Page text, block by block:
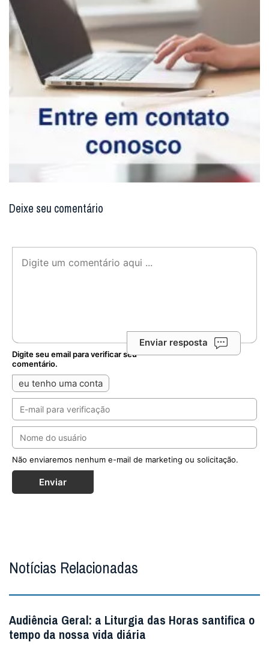
Deixe seu comentário
Enviar resposta
Digite seu email para verificar seu
comentário.
eu tenho uma conta
Não enviaremos nenhum e-mail de marketing ou solicitação.
Enviar
Notícias Relacionadas
Audiência Geral: a Liturgia das Horas santifica o
tempo da nossa vida diária